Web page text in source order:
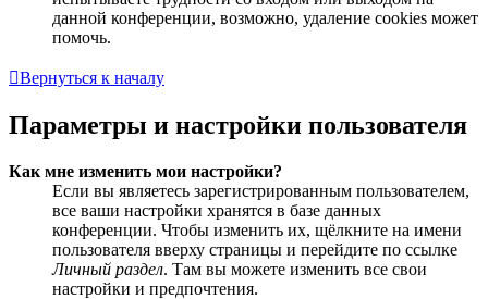
данной конференции, возможно, удаление cookies может
помочь.
Вернуться к началу
Параметры и настройки пользователя
Как мне изменить мои настройки?
Если вы являетесь зарегистрированным пользователем,
все ваши настройки хранятся в базе данных
конференции. Чтобы изменить их, щёлкните на имени
пользователя вверху страницы и перейдите по ссылке
Личный раздел. Там вы можете изменить все свои
настройки и предпочтения.